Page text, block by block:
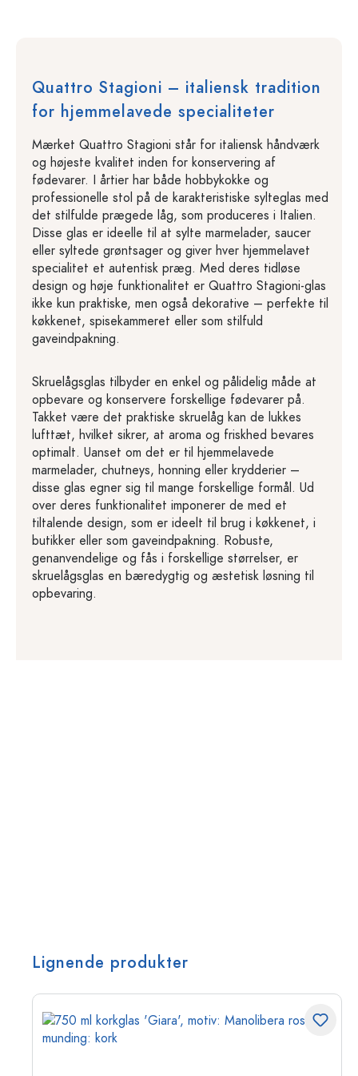
Quattro Stagioni – italiensk tradition
for hjemmelavede specialiteter
Mærket Quattro Stagioni står for italiensk håndværk
og højeste kvalitet inden for konservering af
fødevarer. I årtier har både hobbykokke og
professionelle stol på de karakteristiske sylteglas med
det stilfulde prægede låg, som produceres i Italien.
Disse glas er ideelle til at sylte marmelader, saucer
eller syltede grøntsager og giver hver hjemmelavet
specialitet et autentisk præg. Med deres tidløse
design og høje funktionalitet er Quattro Stagioni-glas
ikke kun praktiske, men også dekorative – perfekte til
køkkenet, spisekammeret eller som stilfuld
gaveindpakning.
Skruelågsglas tilbyder en enkel og pålidelig måde at
opbevare og konservere forskellige fødevarer på.
Takket være det praktiske skruelåg kan de lukkes
lufttæt, hvilket sikrer, at aroma og friskhed bevares
optimalt. Uanset om det er til hjemmelavede
marmelader, chutneys, honning eller krydderier –
disse glas egner sig til mange forskellige formål. Ud
over deres funktionalitet imponerer de med et
tiltalende design, som er ideelt til brug i køkkenet, i
butikker eller som gaveindpakning. Robuste,
genanvendelige og fås i forskellige størrelser, er
skruelågsglas en bæredygtig og æstetisk løsning til
opbevaring.
Lignende produkter